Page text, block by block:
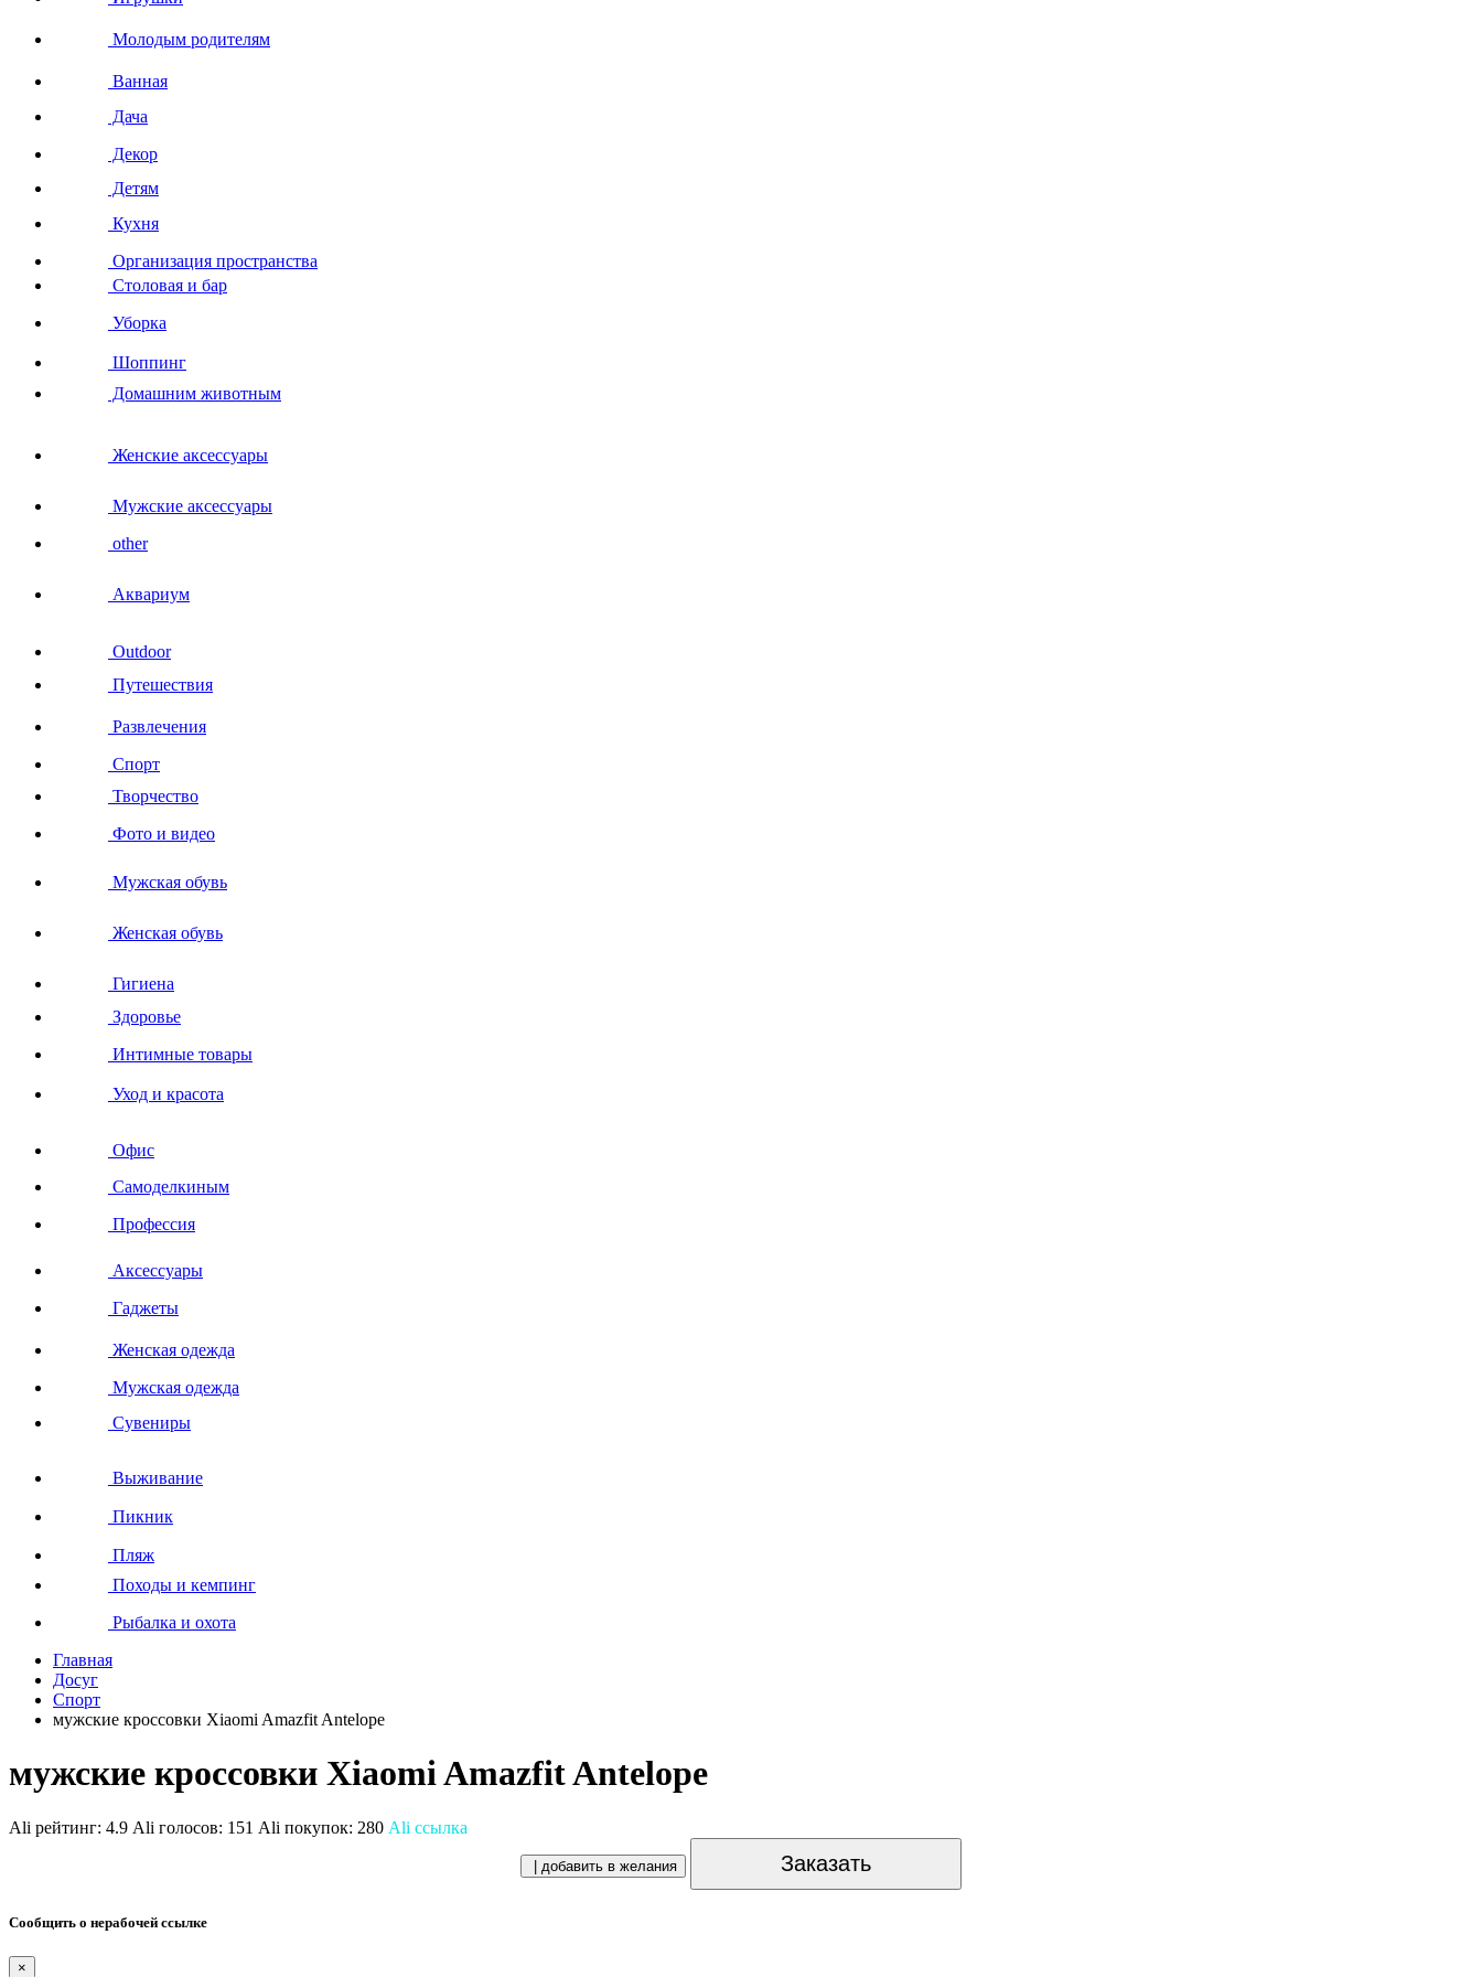
Молодым родителям
Ванная
Дача
Декор
Детям
Кухня
Организация пространства
Столовая и бар
Уборка
Шоппинг
Домашним животным
Женские аксессуары
Мужские аксессуары
other
Аквариум
Outdoor
Путешествия
Развлечения
Спорт
Творчество
Фото и видео
Мужская обувь
Женская обувь
Гигиена
Здоровье
Интимные товары
Уход и красота
Офис
Самоделкиным
Профессия
Аксессуары
Гаджеты
Женская одежда
Мужская одежда
Сувениры
Выживание
Пикник
Пляж
Походы и кемпинг
Рыбалка и охота
Главная
Досуг
Спорт
мужские кроссовки Xiaomi Amazfit Antelope
мужские кроссовки Xiaomi Amazfit Antelope
Ali рейтинг: 4.9 Ali голосов: 151 Ali покупок: 280 Ali ссылка
| добавить в желания Заказать
Сообщить о нерабочей ссылке
×